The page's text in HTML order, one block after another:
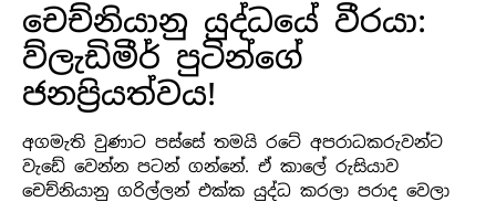
චෙච්නියානු යුද්ධයේ වීරයා:
ව්ලැඩිමීර් පුටින්ගේ
ජනප්‍රියත්වය!
අගමැති වුණාට පස්සේ තමයි රටේ අපරාධකරුවන්ට
වැඩේ වෙන්න පටන් ගන්නේ. ඒ කාලේ රුසියාව
චෙච්නියානු ගරිල්ලන් එක්ක යුද්ධ කරලා පරාද වෙලා